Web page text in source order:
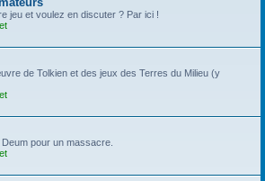
jeu et voulez en discuter ? Par ici !
de Tolkien et des jeux des Terres du Milieu (y
pour un massacre.